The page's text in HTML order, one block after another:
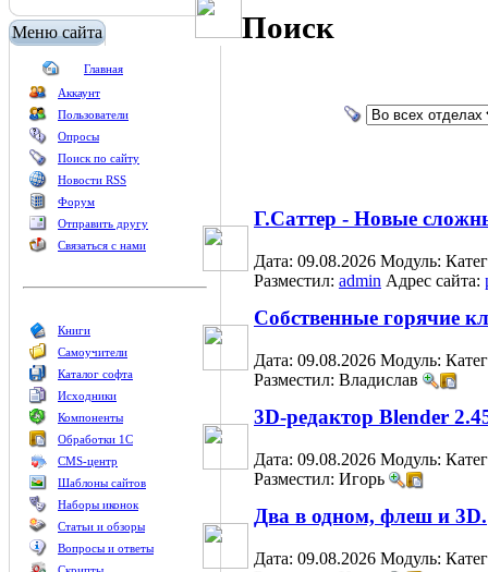
Меню сайта
Главная
Аккаунт
Пользователи
Опросы
Поиск по сайту
Новости RSS
Форум
Отправить другу
Связаться с нами
Книги
Самоучители
Каталог софта
Исходники
Компоненты
Обработки 1С
CMS-центр
Шаблоны сайтов
Наборы иконок
Статьи и обзоры
Вопросы и ответы
Поиск
Г.Саттер - Новые
Дата: 09.08.2026 Модуль:
Разместил: admin Адрес сайта:
Собственные горячие
Дата: 09.08.2026 Модуль:
Разместил: Владислав
3D-редактор Blender
Дата: 09.08.2026 Модуль:
Разместил: Игорь
Два в одном, флеш и 3D.
Дата: 09.08.2026 Модуль: